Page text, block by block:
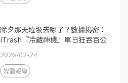
除夕那天垃圾去哪了？數據揭密：
iTrash『冷藏神機』單日狂吞百公
斤
2026-02-24
媒體報導